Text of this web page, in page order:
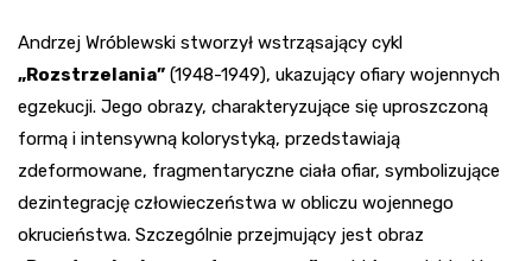
Andrzej Wróblewski stworzył wstrząsający cykl
„Rozstrzelania” (1948-1949), ukazujący ofiary wojennych
egzekucji. Jego obrazy, charakteryzujące się uproszczoną
formą i intensywną kolorystyką, przedstawiają
zdeformowane, fragmentaryczne ciała ofiar, symbolizujące
dezintegrację człowieczeństwa w obliczu wojennego
okrucieństwa. Szczególnie przejmujący jest obraz